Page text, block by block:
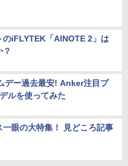
のiFLYTEK「AINOTE 2」は
デー過去最安! Anker注目プ
ルを使ってみた
一眼の大特集！ 見どころ記事